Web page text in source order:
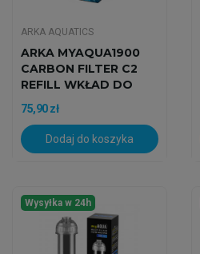
ARKA AQUATICS
ARKA MYAQUA1900
CARBON FILTER C2
REFILL WKŁAD DO
FILTRA
75,90 zł
Dodaj do koszyka
Wysyłka w 24h